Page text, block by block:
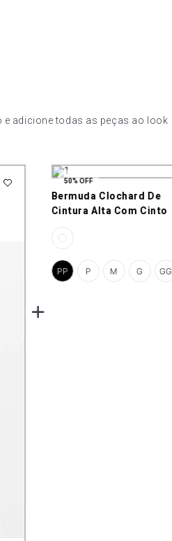
e adicione todas as peças ao look
50%OFF
Bermuda Clochard De
Cintura Alta Com Cinto
G GG
M
P
PP